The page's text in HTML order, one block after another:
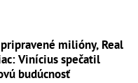
milióny, Real
Vinícius spečatil
budúcnosť